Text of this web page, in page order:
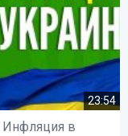
23:54
Инфляция в